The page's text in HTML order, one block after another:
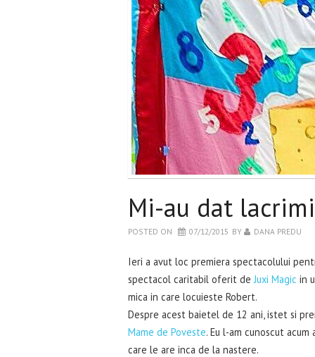
Mi-au dat
POSTED ON 07/12/2015 BY DANA PREDU
Ieri a avut loc premiera spectacolului
spectacol caritabil oferit deJuxi Magic in
mica in care locuieste Robert.
Despre acest baietel de 12 ani, istet si
Mame de Poveste. Eu l-am cunoscut
care le are inca de la nastere.